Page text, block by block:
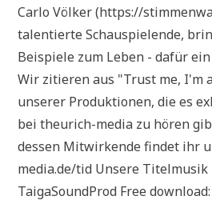
Carlo Völker (https://
talentierte Schauspielende,
Beispiele zum Leben - dafür
Wir zitieren aus "Trust me, I'm
unserer Produktionen, die es
bei theurich-media zu hören
dessen Mitwirkende findet ihr
media.de/tid Unsere
TaigaSoundProd Free download: